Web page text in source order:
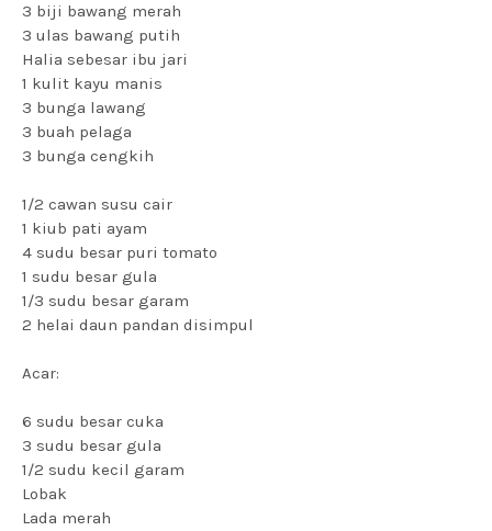
3 biji bawang merah
3 ulas bawang putih
Halia sebesar ibu jari
1 kulit kayu manis
3 bunga lawang
3 buah pelaga
3 bunga cengkih
1/2 cawan susu cair
1 kiub pati ayam
4 sudu besar puri tomato
1 sudu besar gula
1/3 sudu besar garam
2 helai daun pandan disimpul
Acar:
6 sudu besar cuka
3 sudu besar gula
1/2 sudu kecil garam
Lobak
Lada merah